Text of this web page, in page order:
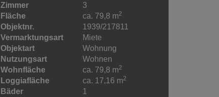
Zimmer
3
Fläche
ca. 79,8 m2
Objektnr.
1939/217811
Vermarktungsart
Miete
Objektart
Wohnung
Nutzungsart
Wohnen
Wohnfläche
ca. 79,8 m2
Loggiafläche ca. 17,16 m2
Bäder
1